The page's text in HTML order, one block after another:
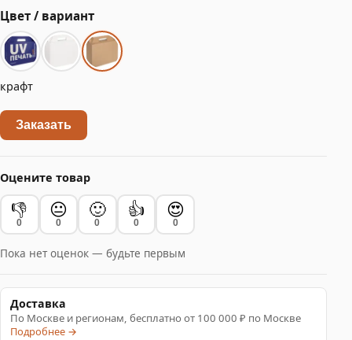
Цвет / вариант
крафт
Заказать
Оцените товар
👎
0
😐
0
🙂
0
👍
0
😍
0
Пока нет оценок — будьте первым
Доставка
По Москве и регионам, бесплатно от 100 000 ₽ по Москве
Подробнее →